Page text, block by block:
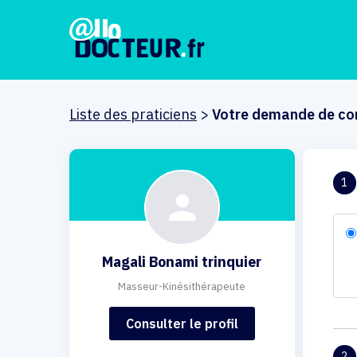
Liste des praticiens > Votre demande de
Magali Bonami trinquier
Masseur-Kinésithérapeute
Consulter le profil
1